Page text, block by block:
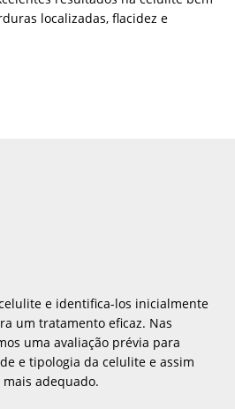
localizadas, flacidez e
e identifica-los inicialmente
um tratamento eficaz. Nas
uma avaliação prévia para
e tipologia da celulite e assim
adequado.